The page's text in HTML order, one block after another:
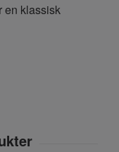
en klassisk